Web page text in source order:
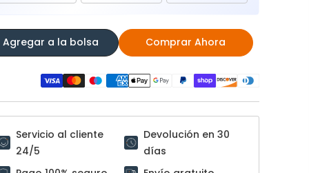
Agregar a la bolsa Comprar Ahora
Servicio al cliente
24/5
Devolución en 30
días